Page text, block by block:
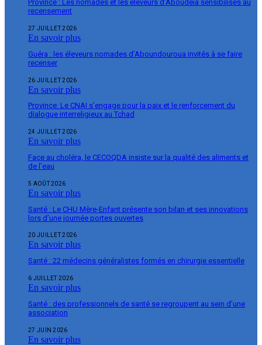
Province : Les nomades et les éleveurs d’Aboudeïa sensibilisés au
recensement
27 JUILLET 2026
En savoir plus
Guéra : les éleveurs nomades d’Aboundouroua invités à se faire
recenser
26 JUILLET 2026
En savoir plus
Province: Le CNAI s’engage pour la paix et le renforcement du
dialogue interreligieux au Tchad
24 JUILLET 2026
En savoir plus
Face au choléra, le CECOQDA insiste sur la qualité des aliments et
de l’eau
5 AOÛT 2026
En savoir plus
Santé : Le CHU Mère-Enfant présente son bilan et ses innovations
lors d’une journée portes ouvertes
20 JUILLET 2026
En savoir plus
Santé : 22 médecins généralistes formés en chirurgie essentielle
6 JUILLET 2026
En savoir plus
Santé : des professionnels de santé se regroupent au sein d’une
association
27 JUIN 2026
En savoir plus